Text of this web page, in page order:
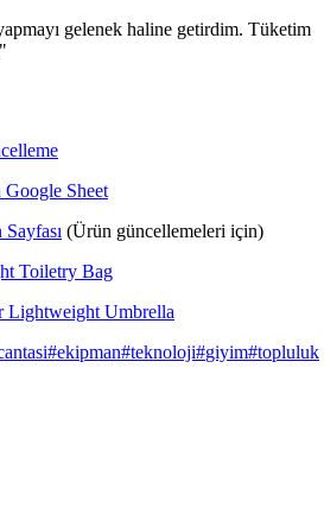
gelenek haline getirdim. Tüketim
Google Sheet
(Ürün güncellemeleri için)
Toiletry Bag
Lightweight Umbrella
#ekipman#teknoloji#giyim#topluluk